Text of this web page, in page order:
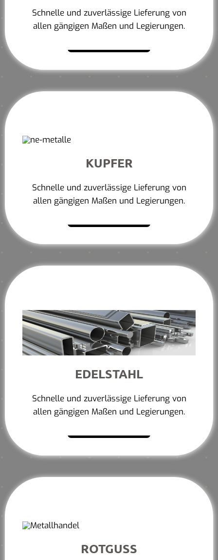
Schnelle und zuverlässige Lieferung von
allen gängigen Maßen und Legierungen.
KUPFER
Schnelle und zuverlässige Lieferung von
allen gängigen Maßen und Legierungen.
EDELSTAHL
Schnelle und zuverlässige Lieferung von
allen gängigen Maßen und Legierungen.
ROTGUSS